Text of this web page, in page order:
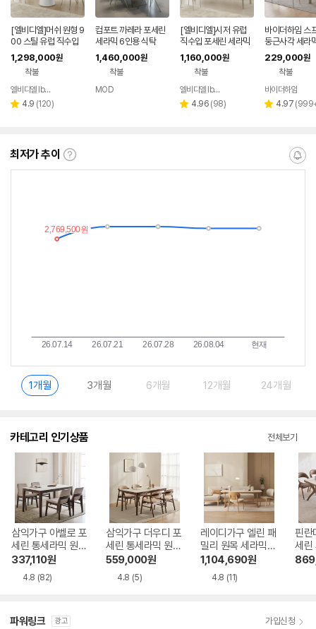
[엘비디엘]머쉬 원형 9
00 스틸 유럽 직수입
포세린 세라믹 식탁 12
T 테이블
1,298,000원
착불
엘비디엘 lbdl
별 4.9 리
(120)
컴포트 까레라 포세린
세라믹 6인용 식탁
1,460,000원
착불
MOD
[엘비디엘]시저 유럽
직수입 포세린 세라믹
식탁 12T 테이블 140
0
1,160,000원
착불
페이
엘비디엘 lbdl
별 4.96 리
(98)
바이더하임 스
둥근사각 세라
베이지 4인용
포세린 1400
229,000원
착불
바이더하임
별 4.97 리
(
최저가 추이
최
란?
알
1개월 3개월 6개월 12개월 24개월
카테고리 인기상품 전체보기
삼익가구 아벨로 포
세린 통세라믹 원목
식탁 1400
337,110원
4.8 (82)
삼익가구 더우디 포
세린 통세라믹 원목
식탁 1600
559,000원
4.8 (5)
레이디가구 엘린 패
밀리 원목 세라믹
식탁 1800
1,104,690원
4.8 (11)
핀란
세린
목
파워링크 광고 가입신청